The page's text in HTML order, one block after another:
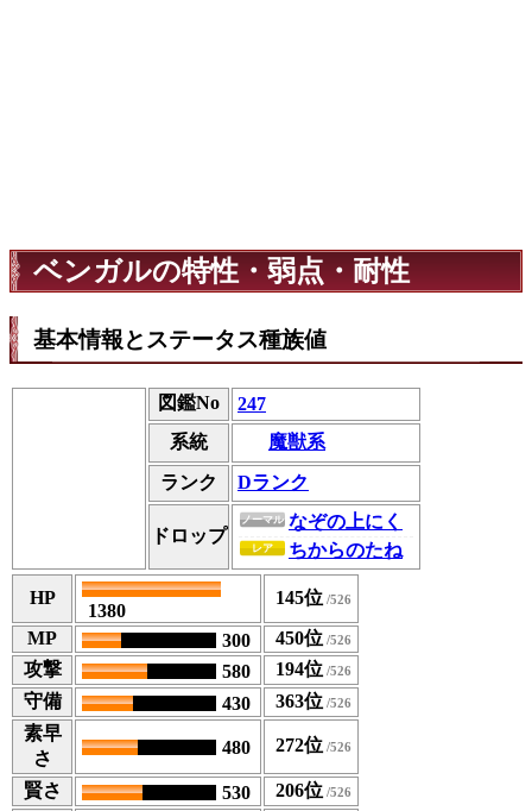
ベンガルの特性・弱点・耐性
基本情報とステータス種族値
図鑑No
247
系統
魔獣系
ランク Dランク
ドロップ
ノーマル なぞの上にく
レア ちからのたね
HP
1380
145位
MP
300
450位
攻撃
580
194位
守備
430
363位
素早
さ
480 272位
賢さ 530
206位